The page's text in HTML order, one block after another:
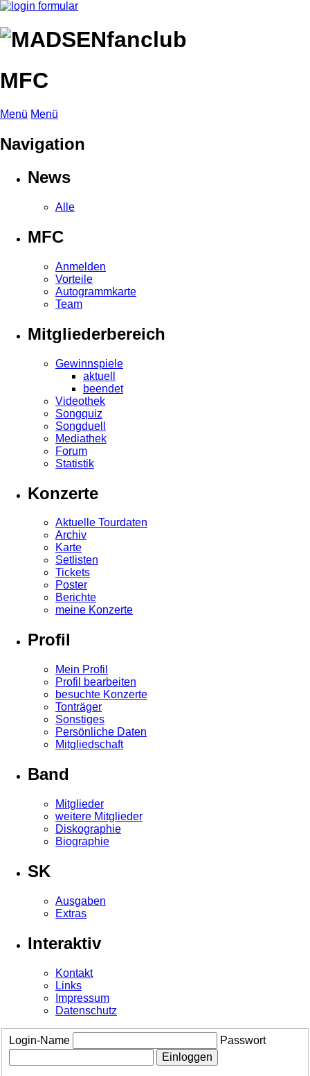
MFC
Menü Menü
Navigation
News
Alle
MFC
Anmelden
Vorteile
Autogrammkarte
Team
Mitgliederbereich
Gewinnspiele
aktuell
beendet
Videothek
Songquiz
Songduell
Mediathek
Forum
Statistik
Konzerte
Aktuelle Tourdaten
Archiv
Karte
Setlisten
Tickets
Poster
Berichte
meine Konzerte
Profil
Mein Profil
Profil bearbeiten
besuchte Konzerte
Tonträger
Sonstiges
Persönliche Daten
Mitgliedschaft
Band
Mitglieder
weitere Mitglieder
Diskographie
Biographie
SK
Ausgaben
Extras
Interaktiv
Kontakt
Links
Impressum
Datenschutz
Login-Name Passwort